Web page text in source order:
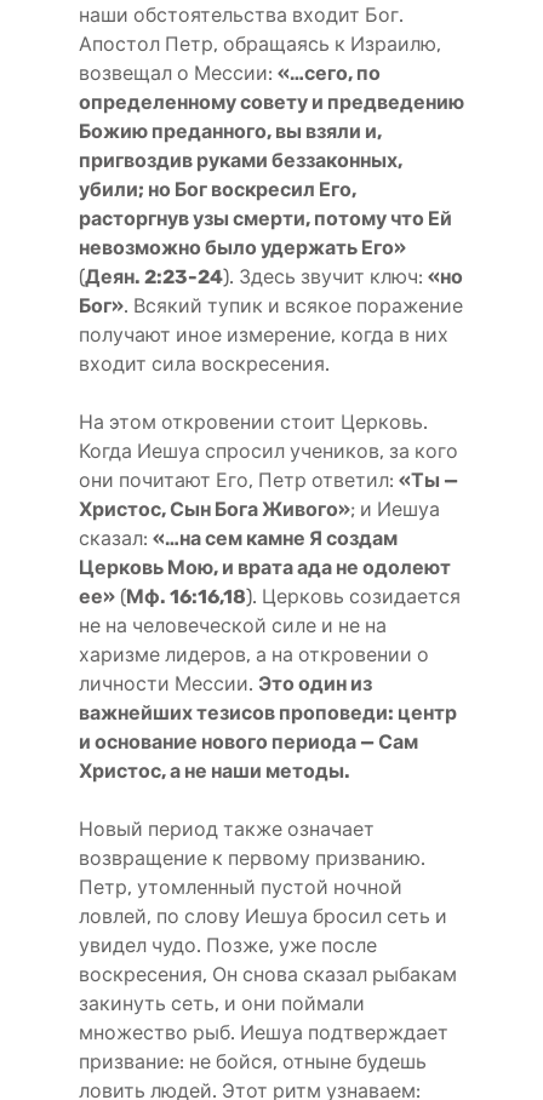
наши обстоятельства входит Бог.
Апостол Петр, обращаясь к Израилю,
возвещал о Мессии: «…сего, по
определенному совету и предведению
Божию преданного, вы взяли и,
пригвоздив руками беззаконных,
убили; но Бог воскресил Его,
расторгнув узы смерти, потому что Ей
невозможно было удержать Его»
(Деян. 2:23-24). Здесь звучит ключ: «но
Бог». Всякий тупик и всякое поражение
получают иное измерение, когда в них
входит сила воскресения.
На этом откровении стоит Церковь.
Когда Иешуа спросил учеников, за кого
они почитают Его, Петр ответил: «Ты —
Христос, Сын Бога Живого»; и Иешуа
сказал: «…на сем камне Я создам
Церковь Мою, и врата ада не одолеют
ее» (Мф. 16:16,18). Церковь созидается
не на человеческой силе и не на
харизме лидеров, а на откровении о
личности Мессии. Это один из
важнейших тезисов проповеди: центр
и основание нового периода — Сам
Христос, а не наши методы.
Новый период также означает
возвращение к первому призванию.
Петр, утомленный пустой ночной
ловлей, по слову Иешуа бросил сеть и
увидел чудо. Позже, уже после
воскресения, Он снова сказал рыбакам
закинуть сеть, и они поймали
множество рыб. Иешуа подтверждает
призвание: не бойся, отныне будешь
ловить людей. Этот ритм узнаваем: